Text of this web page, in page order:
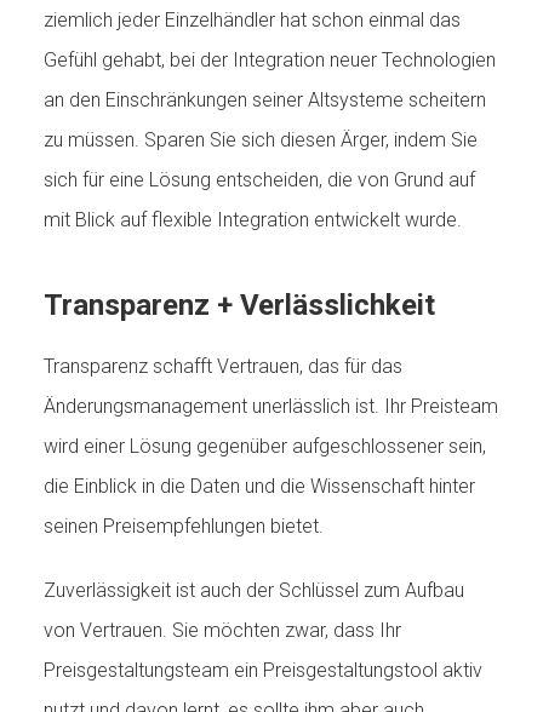
ziemlich jeder Einzelhändler hat schon einmal das
Gefühl gehabt, bei der Integration neuer Technologien
an den Einschränkungen seiner Altsysteme scheitern
zu müssen. Sparen Sie sich diesen Ärger, indem Sie
sich für eine Lösung entscheiden, die von Grund auf
mit Blick auf flexible Integration entwickelt wurde.
Transparenz + Verlässlichkeit
Transparenz schafft Vertrauen, das für das
Änderungsmanagement unerlässlich ist. Ihr Preisteam
wird einer Lösung gegenüber aufgeschlossener sein,
die Einblick in die Daten und die Wissenschaft hinter
seinen Preisempfehlungen bietet.
Zuverlässigkeit ist auch der Schlüssel zum Aufbau
von Vertrauen. Sie möchten zwar, dass Ihr
Preisgestaltungsteam ein Preisgestaltungstool aktiv